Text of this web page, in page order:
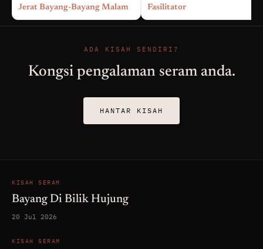
Jerat Bayang-Bayang Malam Fasilitator
ADA KISAH SENDIRI?
Kongsi pengalaman seram anda.
HANTAR KISAH
KISAH SERAM
Bayang Di Bilik Hujung
20 Jul 2026
KISAH SERAM